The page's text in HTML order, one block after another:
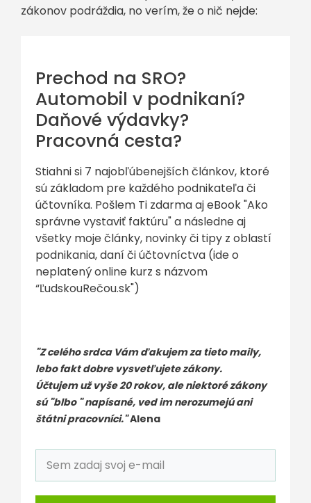
zákonov podráždia, no verím, že o nič nejde:
Prechod na SRO?
Automobil v podnikaní?
Daňové výdavky?
Pracovná cesta?
Stiahni si 7 najobľúbenejších článkov, ktoré
sú základom pre každého podnikateľa či
účtovníka. Pošlem Ti zdarma aj eBook "Ako
správne vystaviť faktúru" a následne aj
všetky moje články, novinky či tipy z oblastí
podnikania, daní či účtovníctva (ide o
neplatený online kurz s názvom
“ĽudskouRečou.sk")
"Z celého srdca Vám ďakujem za tieto maily,
lebo fakt dobre vysvetľujete zákony.
Účtujem už vyše 20 rokov, ale niektoré zákony
sú "blbo " napísané, ved im nerozumejú ani
štátni pracovníci."Alena